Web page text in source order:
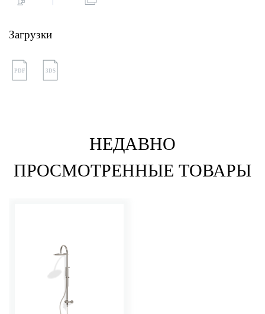
Загрузки
PDF 3DS
НЕДАВНО
ПРОСМОТРЕННЫЕ ТОВАРЫ